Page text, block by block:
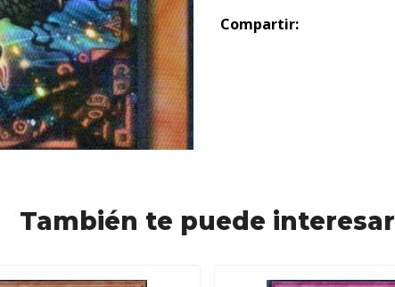
Compartir:
También te puede interesar